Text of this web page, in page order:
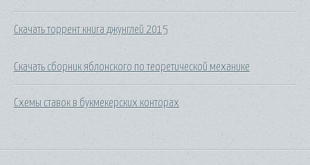
Скачать торрент книга джунглей 2015
Скачать сборник яблонского по теоретической механике
Схемы ставок в букмекерских конторах